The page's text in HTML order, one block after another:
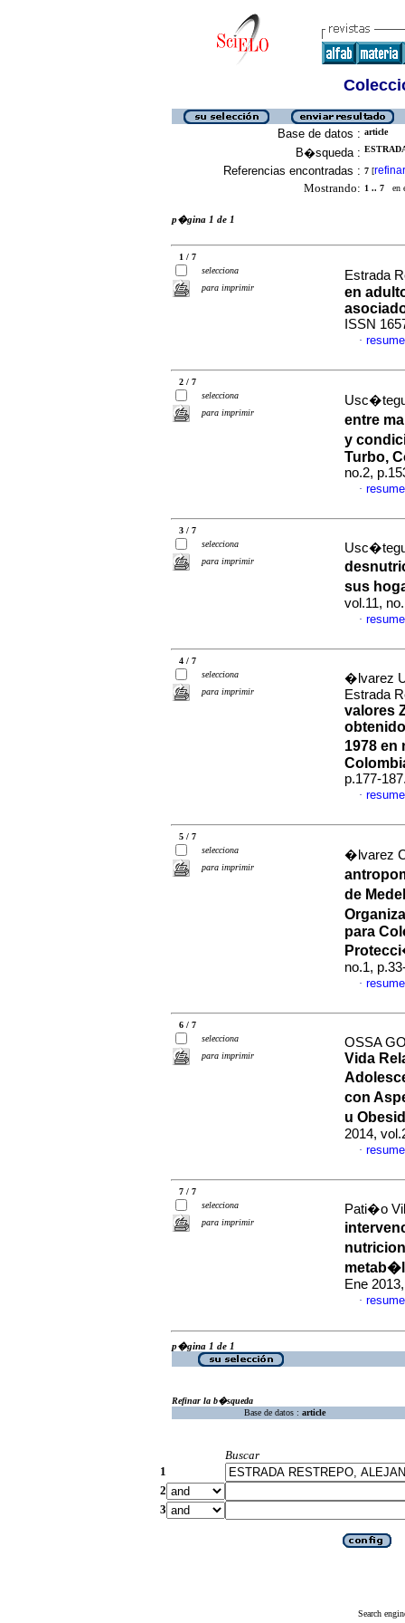
Base de datos : article
B�squeda :
Referencias encontradas : 7 [refinar
Mostrando: 1 .. 7 en
p�gina 1 de 1
1 / 7
selecciona
para imprimir
Estrada
en
ISSN
·
2 / 7
selecciona
para imprimir
entre
y
Turbo,
no.2,
·
3 / 7
selecciona
para imprimir
sus
vol.11,
·
4 / 7
selecciona
para imprimir
�lvarez
Estrada
valores
1978 en
p.177-
·
5 / 7
selecciona
para imprimir
�lvarez
de
para
no.1,
·
6 / 7
selecciona
para imprimir
OSSA
Vida
con
u
2014,
·
7 / 7
selecciona
para imprimir
Pati�o
Ene
·
p�gina 1 de 1
Refinar la b�squeda
Base de datos : article
Buscar
1
2
3
Search